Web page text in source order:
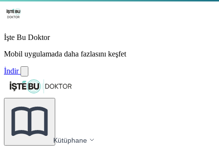
İşte Bu Doktor
Mobil uygulamada daha fazlasını keşfet
İndir
Kütüphane